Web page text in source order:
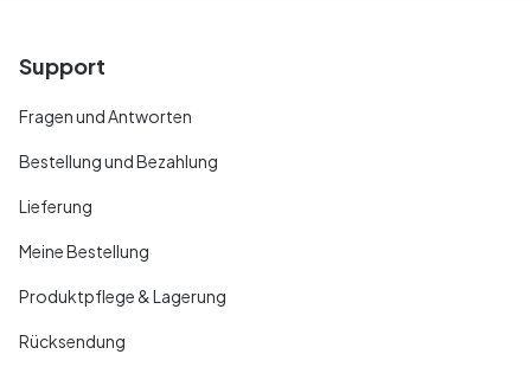
Support
Fragen und Antworten
Bestellung und Bezahlung
Lieferung
Meine Bestellung
Produktpflege & Lagerung
Rücksendung